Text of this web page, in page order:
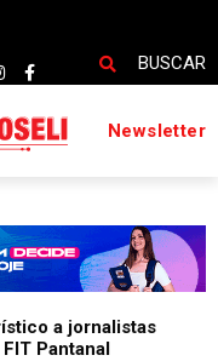
BUSCAR
Newsletter
a jornalistas
Pantanal